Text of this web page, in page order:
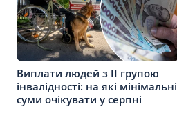
Виплати людей з ІІ групою
інвалідності: на які мінімальні
суми очікувати у серпні